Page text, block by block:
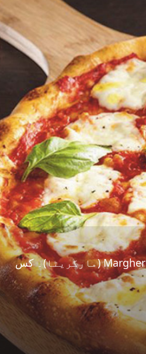
Margherita ،Mar-Geh-Ree-Tuh (مارگریٹا)۔ کس